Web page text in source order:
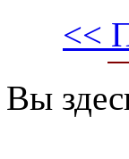
<<
Вы